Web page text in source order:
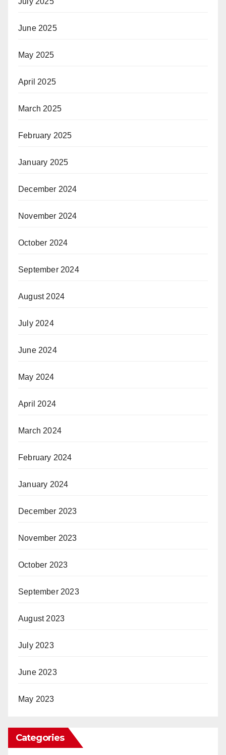
June 2025
May 2025
April 2025
March 2025
February 2025
January 2025
December 2024
November 2024
October 2024
September 2024
August 2024
July 2024
June 2024
May 2024
April 2024
March 2024
February 2024
January 2024
December 2023
November 2023
October 2023
September 2023
August 2023
July 2023
June 2023
May 2023
Categories